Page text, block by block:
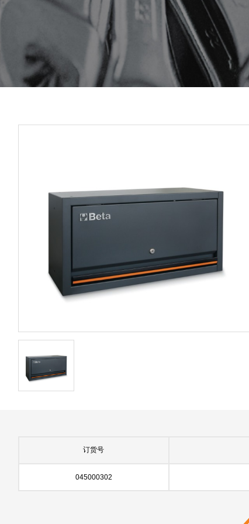
订货号
045000302